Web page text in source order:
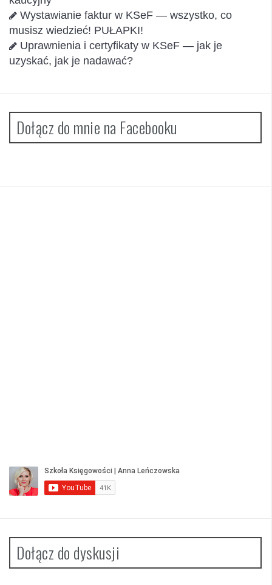
Wystawianie faktur w KSeF — wszystko, co
musisz wiedzieć! PUŁAPKI!
Uprawnienia i certyfikaty w KSeF — jak je
uzyskać, jak je nadawać?
Dołącz do mnie na Facebooku
Dołącz do dyskusji